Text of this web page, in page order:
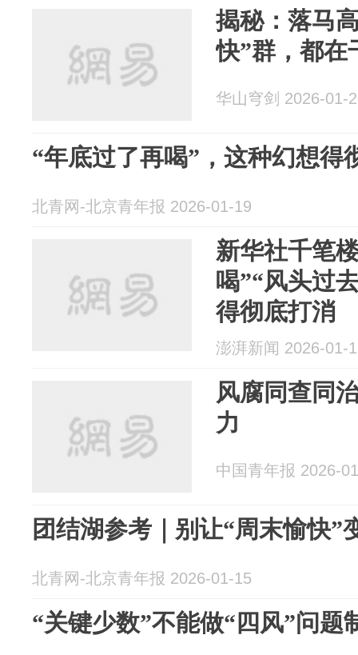
揭秘：落马
快”群，都在
华山穹剑 2026-01-
“年底过了再喝”，这种幻想得
北青网-北京青年报 2026-01-19
新华社千笔
喝”“风头过
得彻底打消
澎湃新闻 2026-01-
风腐同查同
力
中国青年报 2026-
团结湖参考｜别让“周末愉快”
北青网-北京青年报 2026-01-15
“关键少数”不能做“四风”问题